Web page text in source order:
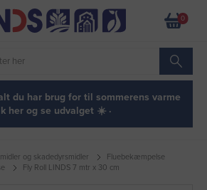
0
du har brug for til sommerens varme
her og se udvalget ☀️ ·
og skadedyrsmidler
Fluebekæmpelse
Fly Roll LINDS 7 mtr x 30 cm